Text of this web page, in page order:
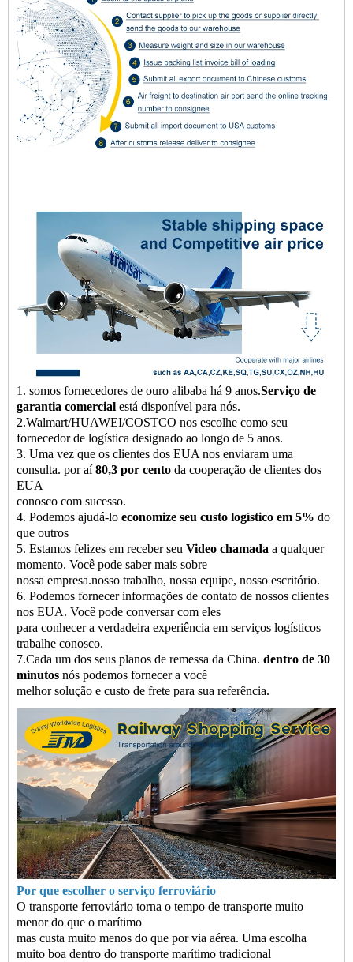
1. somos fornecedores de ouro alibaba há 9 anos.Serviço de
garantia comercial está disponível para nós.
2.Walmart/HUAWEI/COSTCO nos escolhe como seu
fornecedor de logística designado ao longo de 5 anos.
3. Uma vez que os clientes dos EUA nos enviaram uma
consulta. por aí80,3 por cento da cooperação de clientes dos
EUA
conosco com sucesso.
4. Podemos ajudá-lo economize seu custo logístico em 5% do
que outros
5. Estamos felizes em receber seu Video chamada a qualquer
momento. Você pode saber mais sobre
nossa empresa.nosso trabalho, nossa equipe, nosso escritório.
6. Podemos fornecer informações de contato de nossos clientes
nos EUA. Você pode conversar com eles
para conhecer a verdadeira experiência em serviços logísticos
trabalhe conosco.
7.Cada um dos seus planos de remessa da China. dentro de 30
minutos nós podemos fornecer a você
melhor solução e custo de frete para sua referência.
Por que escolher o serviço ferroviário
O transporte ferroviário torna o tempo de transporte muito
menor do que o marítimo
mas custa muito menos do que por via aérea. Uma escolha
muito boa dentro do transporte marítimo tradicional